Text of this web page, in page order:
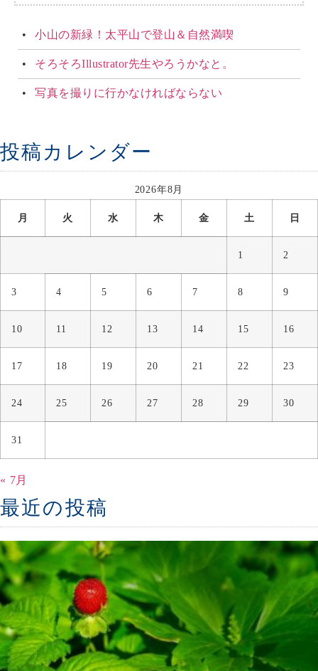
小山の新緑！太平山で登山＆自然満喫
そろそろIllustrator先生やろうかなと。
写真を撮りに行かなければならない
投稿カレンダー
2026年8月
月 火 水 木 金 土 日
1 2
3 4 5 6 7 8 9
10 11 12 13 14 15 16
17 18 19 20 21 22 23
24 25 26 27 28 29 30
31
« 7月
最近の投稿